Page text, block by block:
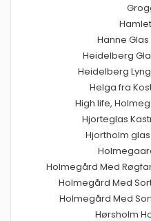
Hanne
Heidelberg
Heidelberg
Helga fra
High life,
Hjorteglas
Hjortholm
Holmegård Med
Holmegård Med
Holmegård Med
Hørsholm